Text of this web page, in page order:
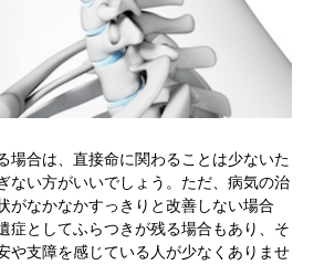
場合は、直接命に関わることは少ないた
ない方がいいでしょう。ただ、病気の治
がなかなかすっきりと改善しない場合
症としてふらつきが残る場合もあり、そ
や支障を感じている人が少なくありませ